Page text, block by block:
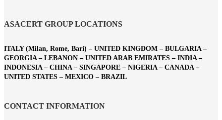
ASACERT GROUP LOCATIONS
ITALY (Milan, Rome, Bari) – UNITED KINGDOM – BULGARIA –
GEORGIA – LEBANON – UNITED ARAB EMIRATES – INDIA –
INDONESIA – CHINA – SINGAPORE – NIGERIA – CANADA –
UNITED STATES – MEXICO – BRAZIL
CONTACT INFORMATION